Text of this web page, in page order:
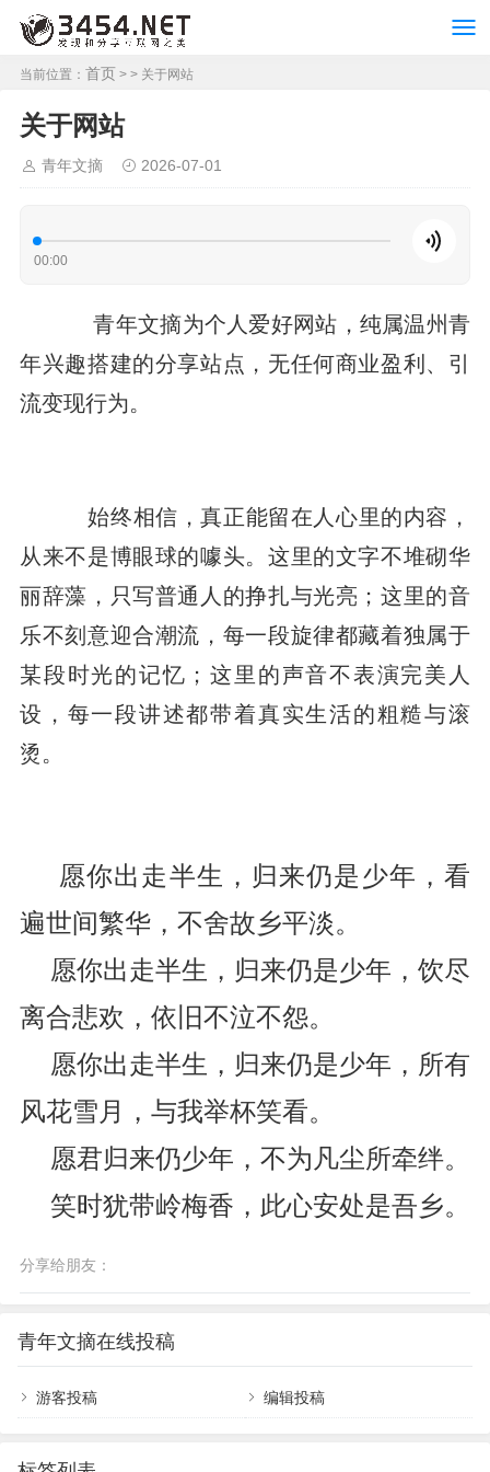
当前位置： 首页 > > 关于网站
关于网站
青年文摘 2026-07-01
00:00
青年文摘为个人爱好网站，纯属温州青
年兴趣搭建的分享站点，无任何商业盈利、引
流变现行为。
始终相信，真正能留在人心里的内容，
从来不是博眼球的噱头。这里的文字不堆砌华
丽辞藻，只写普通人的挣扎与光亮；这里的音
乐不刻意迎合潮流，每一段旋律都藏着独属于
某段时光的记忆；这里的声音不表演完美人
设，每一段讲述都带着真实生活的粗糙与滚
烫。
愿你出走半生，归来仍是少年，看
遍世间繁华，不舍故乡平淡。
愿你出走半生，归来仍是少年，饮尽
离合悲欢，依旧不泣不怨。
愿你出走半生，归来仍是少年，所有
风花雪月，与我举杯笑看。
愿君归来仍少年，不为凡尘所牵绊。
笑时犹带岭梅香，此心安处是吾乡。
分享给朋友：
青年文摘在线投稿
游客投稿 编辑投稿